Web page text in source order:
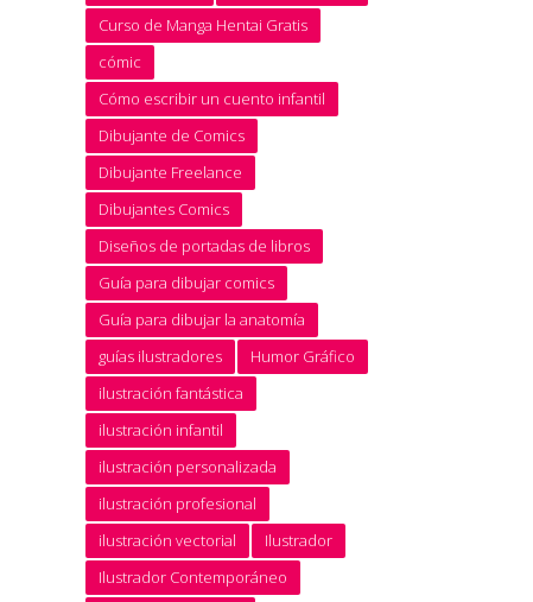
Curso de Manga Hentai Gratis
cómic
Cómo escribir un cuento infantil
Dibujante de Comics
Dibujante Freelance
Dibujantes Comics
Diseños de portadas de libros
Guía para dibujar comics
Guía para dibujar la anatomía
guías ilustradores
Humor Gráfico
ilustración fantástica
ilustración infantil
ilustración personalizada
ilustración profesional
ilustración vectorial
Ilustrador
Ilustrador Contemporáneo